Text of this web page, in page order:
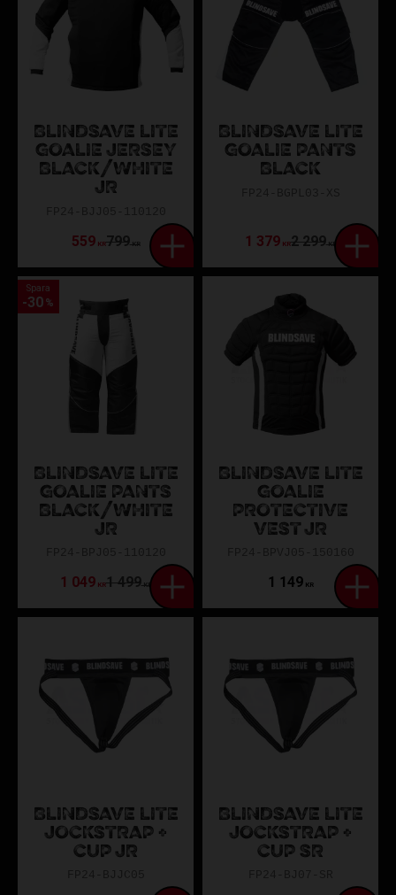
BLINDSAVE LITE
GOALIE JERSEY
BLACK/WHITE
JR
559KR799KR
BLINDSAVE LITE
GOALIE PANTS
BLACK
1 379KR2 299KR
BLINDSAVE LITE
GOALIE PANTS
BLACK/WHITE
JR
1 049KR1 499KR
Spara
30 %
BLINDSAVE LITE
GOALIE
PROTECTIVE
VEST JR
1 149KR
BLINDSAVE LITE
JOCKSTRAP +
CUP JR
BLINDSAVE LITE
JOCKSTRAP +
CUP SR